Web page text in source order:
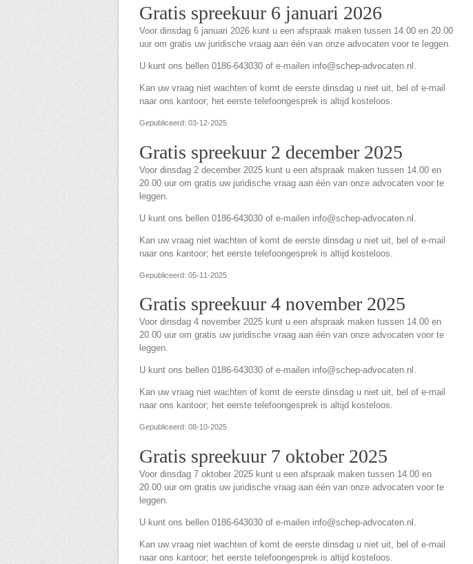
Gratis spreekuur 6 januari 2026
Voor dinsdag 6 januari 2026 kunt u een afspraak maken tussen 14.00 en 20.00
uur om gratis uw juridische vraag aan één van onze advocaten voor te leggen.
U kunt ons bellen 0186-643030 of e-mailen info@schep-advocaten.nl.
Kan uw vraag niet wachten of komt de eerste dinsdag u niet uit, bel of e-mail
naar ons kantoor; het eerste telefoongesprek is altijd kosteloos.
Gepubliceerd: 03-12-2025
Gratis spreekuur 2 december 2025
Voor dinsdag 2 december 2025 kunt u een afspraak maken tussen 14.00 en
20.00 uur om gratis uw juridische vraag aan één van onze advocaten voor te
leggen.
U kunt ons bellen 0186-643030 of e-mailen info@schep-advocaten.nl.
Kan uw vraag niet wachten of komt de eerste dinsdag u niet uit, bel of e-mail
naar ons kantoor; het eerste telefoongesprek is altijd kosteloos.
Gepubliceerd: 05-11-2025
Gratis spreekuur 4 november 2025
Voor dinsdag 4 november 2025 kunt u een afspraak maken tussen 14.00 en
20.00 uur om gratis uw juridische vraag aan één van onze advocaten voor te
leggen.
U kunt ons bellen 0186-643030 of e-mailen info@schep-advocaten.nl.
Kan uw vraag niet wachten of komt de eerste dinsdag u niet uit, bel of e-mail
naar ons kantoor; het eerste telefoongesprek is altijd kosteloos.
Gepubliceerd: 08-10-2025
Gratis spreekuur 7 oktober 2025
Voor dinsdag 7 oktober 2025 kunt u een afspraak maken tussen 14.00 en
20.00 uur om gratis uw juridische vraag aan één van onze advocaten voor te
leggen.
U kunt ons bellen 0186-643030 of e-mailen info@schep-advocaten.nl.
Kan uw vraag niet wachten of komt de eerste dinsdag u niet uit, bel of e-mail
naar ons kantoor; het eerste telefoongesprek is altijd kosteloos.